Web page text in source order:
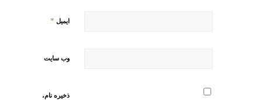
ایمیل *
وب‌ سایت
ذخیره نام،